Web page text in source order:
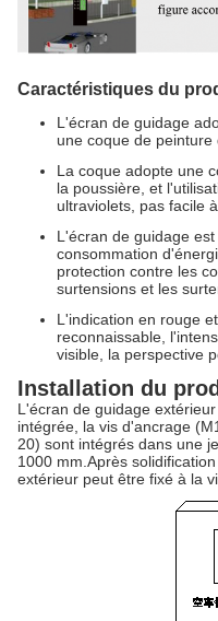
Caractéristiques du
L'écran de guidage
une coque de peinture
La coque adopte une
la poussière, et
ultraviolets, pas facile
L'écran de guidage
consommation
protection contre les
surtensions et les
L'indication en rouge
reconnaissable,
visible, la perspective
Installation du
L'écran de guidage
intégrée, la vis d'ancrage
20) sont intégrés dans une
1000 mm.Après
extérieur peut être fixé à la